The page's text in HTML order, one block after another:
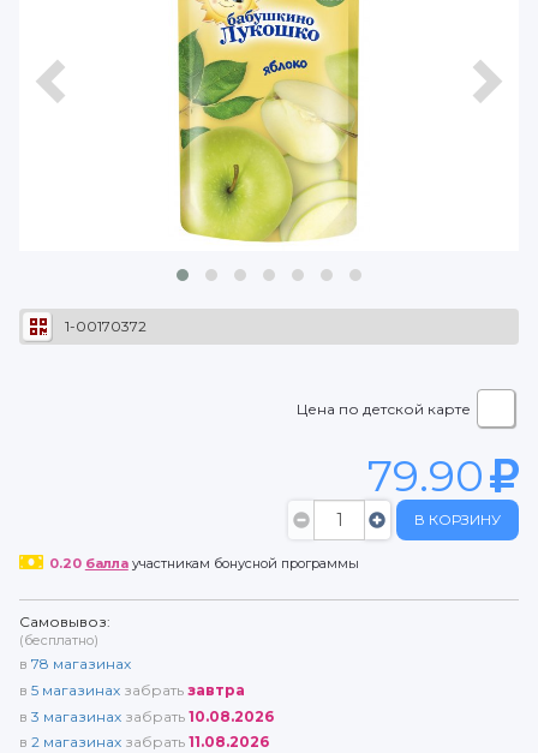
1-00170372
Цена по детской карте
79.90
В КОРЗИНУ
0.20 баллаучастникам бонусной программы
Самовывоз:
(бесплатно)
в 78 магазинах
в 5 магазинах забрать завтра
в 3 магазинах забрать 10.08.2026
в 2 магазинах забрать 11.08.2026